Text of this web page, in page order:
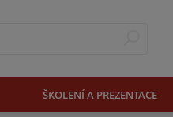
ŠKOLENÍ A PREZENTACE